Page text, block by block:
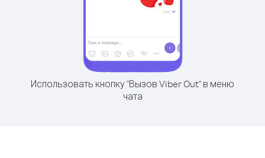
Использовать кнопку "Вызов Viber Out" в меню
чата